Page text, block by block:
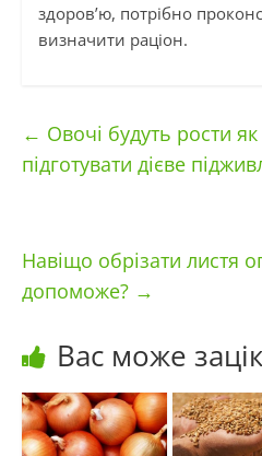
здоров’ю, потрібно
визначити раціон.
← Овочі будуть рости
підготувати дієве
Навіщо обрізати листя
допоможе? →
Вас може